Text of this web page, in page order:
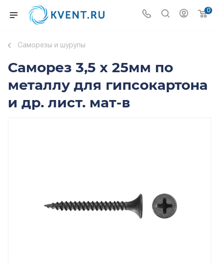
0
Саморезы и шурупы
Саморез 3,5 х 25мм по
металлу для гипсокартона
и др. лист. мат-в